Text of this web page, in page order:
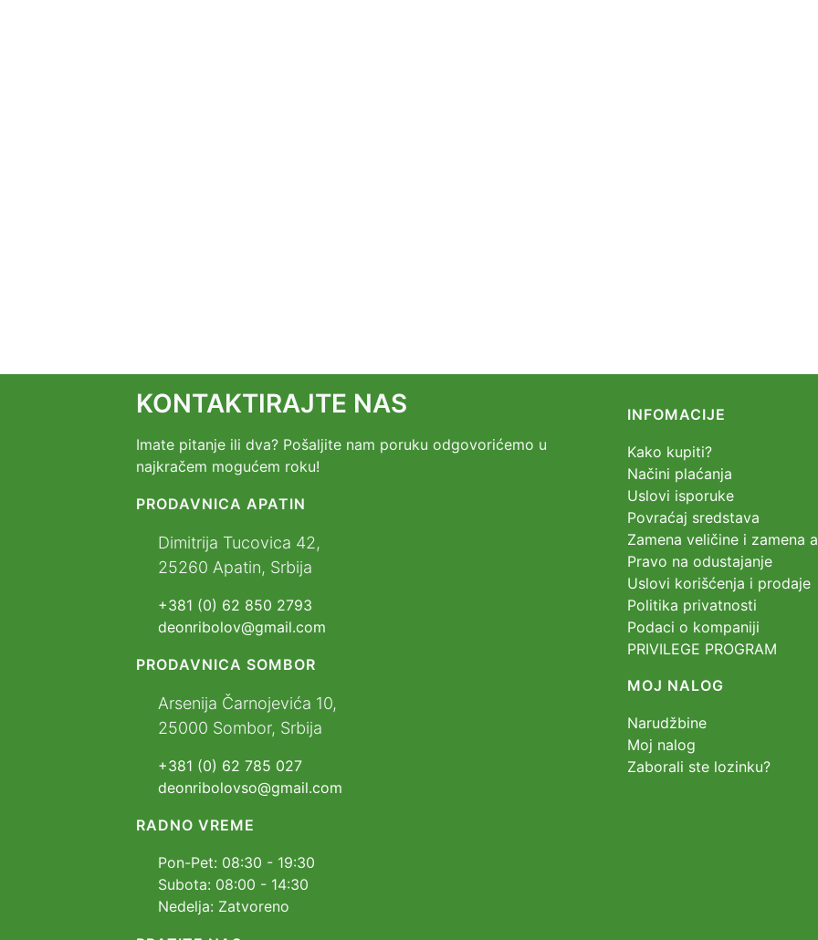
KONTAKTIRAJTE NAS
Imate pitanje ili dva? Pošaljite nam poruku odgovorićemo u
najkračem mogućem roku!
PRODAVNICA APATIN
Dimitrija Tucovica 42,
25260 Apatin, Srbija
+381 (0) 62 850 2793
deonribolov@gmail.com
PRODAVNICA SOMBOR
Arsenija Čarnojevića 10,
25000 Sombor, Srbija
+381 (0) 62 785 027
deonribolovso@gmail.com
RADNO VREME
Pon-Pet: 08:30 - 19:30
Subota: 08:00 - 14:30
Nedelja: Zatvoreno
INFOMACIJE
Kako kupiti?
Načini plaćanja
Uslovi isporuke
Povraćaj sredstava
Zamena veličine i zamena
Pravo na odustajanje
Uslovi korišćenja i prodaje
Politika privatnosti
Podaci o kompaniji
PRIVILEGE PROGRAM
MOJ NALOG
Narudžbine
Moj nalog
Zaborali ste lozinku?